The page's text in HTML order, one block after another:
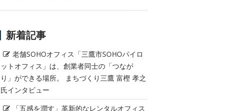
新着記事
老舗SOHOオフィス「三鷹市SOHOパイロ
ットオフィス」は、創業者同士の「つなが
り」ができる場所。 まちづくり三鷹 富樫 孝之
氏インタビュー
「五感を潤す」革新的なレンタルオフィス